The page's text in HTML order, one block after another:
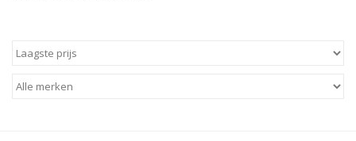
Selftan producten